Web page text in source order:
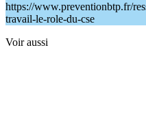
https://www.preventionbtp.fr/
travail-le-role-du-cse
Voir aussi